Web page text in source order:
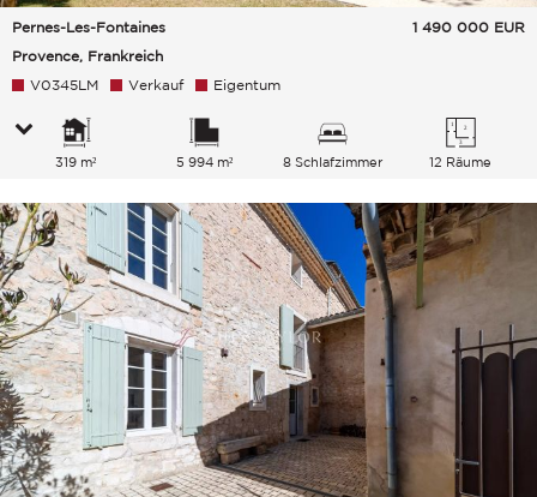
Pernes-Les-Fontaines
Provence, Frankreich
1 490 000 EUR
V0345LM Verkauf Eigentum
319 m² 5 994 m² 8 Schlafzimmer 12 Räume